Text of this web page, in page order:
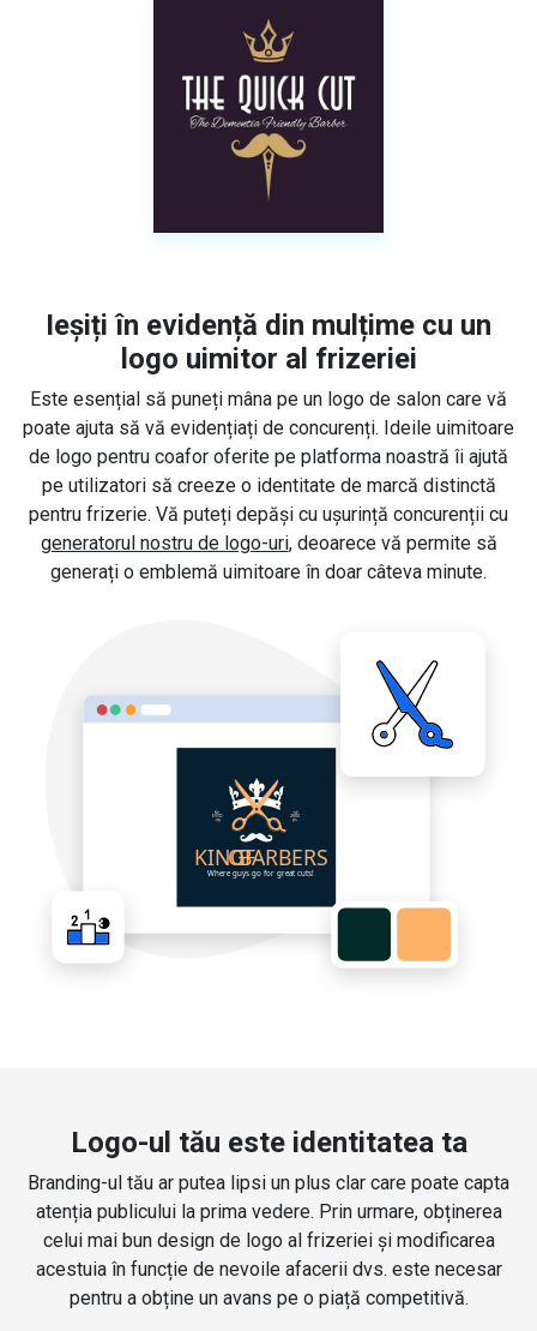
Ieșiți în evidență din mulțime cu un
logo uimitor al frizeriei
Este esențial să puneți mâna pe un logo de salon care vă
poate ajuta să vă evidențiați de concurenți. Ideile uimitoare
de logo pentru coafor oferite pe platforma noastră îi ajută
pe utilizatori să creeze o identitate de marcă distinctă
pentru frizerie. Vă puteți depăși cu ușurință concurenții cu
generatorul nostru de logo-uri, deoarece vă permite să
generați o emblemă uimitoare în doar câteva minute.
Logo-ul tău este identitatea ta
Branding-ul tău ar putea lipsi un plus clar care poate capta
atenția publicului la prima vedere. Prin urmare, obținerea
celui mai bun design de logo al frizeriei și modificarea
acestuia în funcție de nevoile afacerii dvs. este necesar
pentru a obține un avans pe o piață competitivă.